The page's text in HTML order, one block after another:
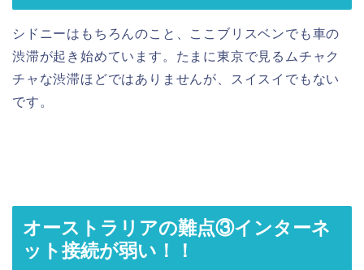
シドニーはもちろんのこと、ここブリスベンでも車の
渋滞が起き始めています。たまに東京で見るムチャク
チャな渋滞ほどではありませんが、スイスイでもない
です。
オーストラリアの難点③インターネ
ット接続が弱い！！